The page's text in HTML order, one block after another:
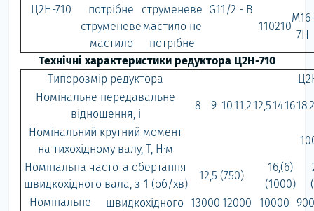
Ц2Н-710
G11/2 - B
потрібне
струменеве
мастило
струменеве
мастило не
потрібне
110210
М16-
7Н
Технічні характеристики редуктора Ц2Н-710
Типорозмір редуктора
Номінальне передавальне
відношення, i
8 9 1011,212,5141618
Номінальний крутний момент
на тихохідному валу, Т, Н·м
Номінальна частота обертання
швидкохідного вала, з-1 (об/хв)
12,5 (750)
16,(6)
(1000)
Номінальне
швидкохідного 13000 12000 10000